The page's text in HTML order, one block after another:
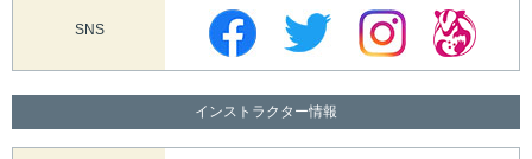
SNS
インストラクター情報